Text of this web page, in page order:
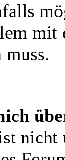
mit